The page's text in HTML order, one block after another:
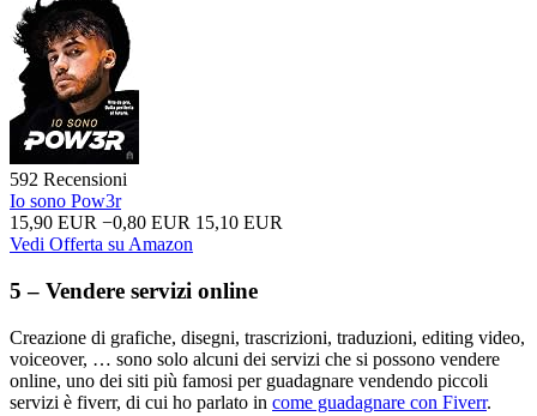
592 Recensioni
Io sono Pow3r
15,90 EUR −0,80 EUR 15,10 EUR
Vedi Offerta su Amazon
5 – Vendere servizi online
Creazione di grafiche, disegni, trascrizioni, traduzioni, editing video,
voiceover, … sono solo alcuni dei servizi che si possono vendere
online, uno dei siti più famosi per guadagnare vendendo piccoli
servizi è fiverr, di cui ho parlato in come guadagnare con Fiverr.